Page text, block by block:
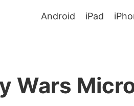
Android iPad
Wars